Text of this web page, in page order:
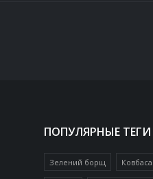
ПОПУЛЯРНЫЕ ТЕГИ
Зелений борщ